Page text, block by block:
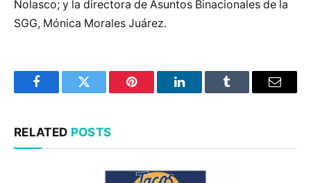
Nolasco; y la directora de Asuntos Binacionales de la
SGG, Mónica Morales Juárez.
FacebookTwitter Pinterest LinkedInTumblr Email
RELATED POSTS